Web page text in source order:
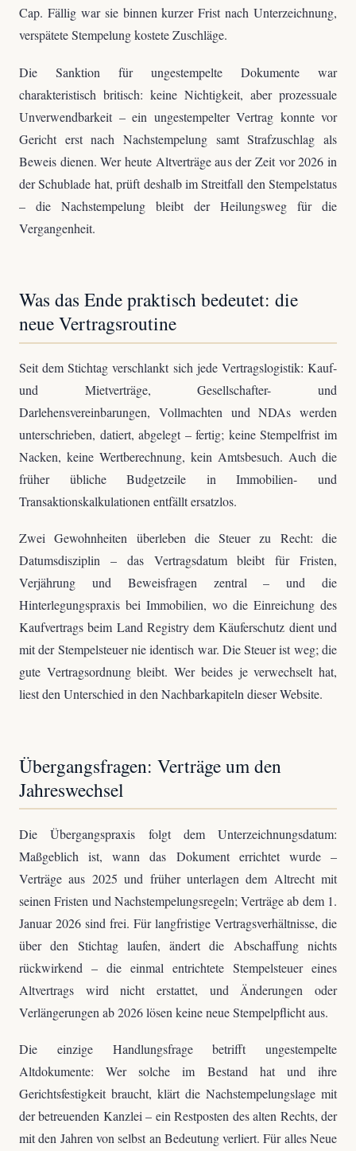
Cap. Fällig war sie binnen kurzer Frist nach Unterzeichnung,
verspätete Stempelung kostete Zuschläge.
Die Sanktion für ungestempelte Dokumente war
charakteristisch britisch: keine Nichtigkeit, aber prozessuale
Unverwendbarkeit – ein ungestempelter Vertrag konnte vor
Gericht erst nach Nachstempelung samt Strafzuschlag als
Beweis dienen. Wer heute Altverträge aus der Zeit vor 2026 in
der Schublade hat, prüft deshalb im Streitfall den Stempelstatus
– die Nachstempelung bleibt der Heilungsweg für die
Vergangenheit.
Was das Ende praktisch bedeutet: die
neue Vertragsroutine
Seit dem Stichtag verschlankt sich jede Vertragslogistik: Kauf-
und Mietverträge, Gesellschafter- und
Darlehensvereinbarungen, Vollmachten und NDAs werden
unterschrieben, datiert, abgelegt – fertig; keine Stempelfrist im
Nacken, keine Wertberechnung, kein Amtsbesuch. Auch die
früher übliche Budgetzeile in Immobilien- und
Transaktionskalkulationen entfällt ersatzlos.
Zwei Gewohnheiten überleben die Steuer zu Recht: die
Datumsdisziplin – das Vertragsdatum bleibt für Fristen,
Verjährung und Beweisfragen zentral – und die
Hinterlegungspraxis bei Immobilien, wo die Einreichung des
Kaufvertrags beim Land Registry dem Käuferschutz dient und
mit der Stempelsteuer nie identisch war. Die Steuer ist weg; die
gute Vertragsordnung bleibt. Wer beides je verwechselt hat,
liest den Unterschied in den Nachbarkapiteln dieser Website.
Übergangsfragen: Verträge um den
Jahreswechsel
Die Übergangspraxis folgt dem Unterzeichnungsdatum:
Maßgeblich ist, wann das Dokument errichtet wurde –
Verträge aus 2025 und früher unterlagen dem Altrecht mit
seinen Fristen und Nachstempelungsregeln; Verträge ab dem 1.
Januar 2026 sind frei. Für langfristige Vertragsverhältnisse, die
über den Stichtag laufen, ändert die Abschaffung nichts
rückwirkend – die einmal entrichtete Stempelsteuer eines
Altvertrags wird nicht erstattet, und Änderungen oder
Verlängerungen ab 2026 lösen keine neue Stempelpflicht aus.
Die einzige Handlungsfrage betrifft ungestempelte
Altdokumente: Wer solche im Bestand hat und ihre
Gerichtsfestigkeit braucht, klärt die Nachstempelungslage mit
der betreuenden Kanzlei – ein Restposten des alten Rechts, der
mit den Jahren von selbst an Bedeutung verliert. Für alles Neue